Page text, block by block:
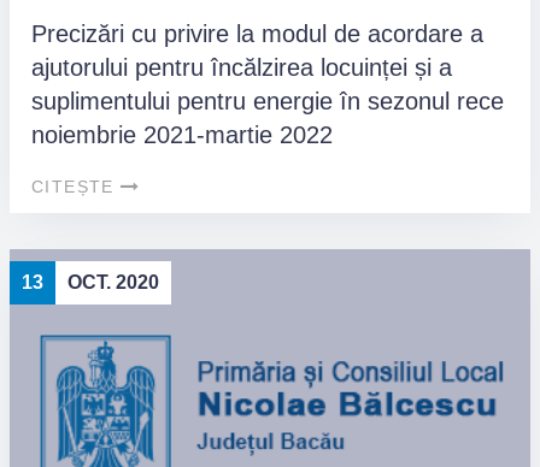
Precizări cu privire la modul de acordare a
ajutorului pentru încălzirea locuinței și a
suplimentului pentru energie în sezonul rece
noiembrie 2021-martie 2022
CITEȘTE
13 OCT. 2020